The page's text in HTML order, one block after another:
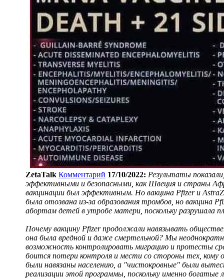
ZetaTalk Комментарий 17/10/2022: Результаты
эффективными и безопасными, как Швеция и страны
вакцинации был эффективным. Но вакцина Pfizer и
была отозвана из-за образования тромбов, но вакцина
абортам детей в утробе матери, поскольку разрушала
Почему вакцину Pfizer продолжали навязывать
она была вредной и даже смертельной? Мы
возможность контролировать миграцию и протесты
боится потери контроля и мести со стороны тех,
были навязаны населению, а "чистокровные" были
реализации этой программы, поскольку именно богатые